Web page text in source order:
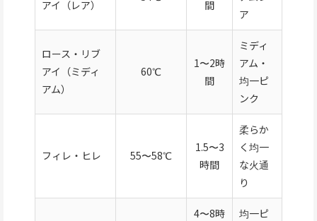
アイ（レア）
間
ア
ロース・リブ
アイ（ミディ
アム）
60℃
1〜2時
間
ミディ
アム・
均一ピ
ンク
フィレ・ヒレ 55〜58℃
1.5〜3
時間
柔らか
く均一
な火通
り
4〜8時
均一ピ